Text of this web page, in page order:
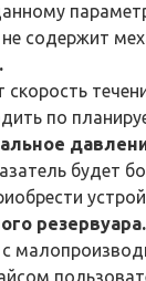
содержит
скорость
по
будет
резервуара.